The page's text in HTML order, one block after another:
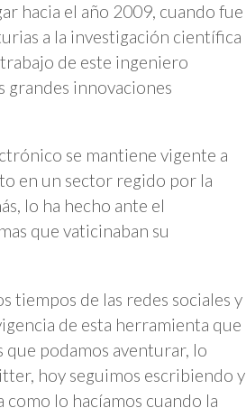
hacia el año 2009, cuando fue
a la investigación científica
de este ingeniero
grandes innovaciones
se mantiene vigente a
en un sector regido por la
lo ha hecho ante el
que vaticinaban su
tiempos de las redes sociales y
de esta herramienta que
que podamos aventurar, lo
hoy seguimos escribiendo y
lo hacíamos cuando la